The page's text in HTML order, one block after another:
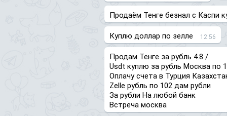
Продаём Тенге безнал с Каспи
Куплю доллар по зелле 12:56
Продам Тенге за рубль 4.8 /
Usdt куплю за рубль Москва по
Оплачу счета в Турция
Zelle рубль по 102 дам рубли
За рубли На любой банк
Встреча москва